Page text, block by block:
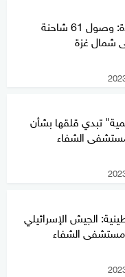
الأمم المتحدة: وصول 61 شاحنة
شمال غزة
تبدي قلقها بشأن
الشفاء
الجيش الإسرائيلي
الشفاء